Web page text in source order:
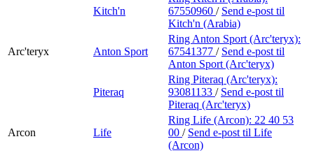
Kitch'n
67550960 / Send e-post til
Kitch'n (Arabia)
Arc'teryx Anton Sport
Ring Anton Sport (Arc'teryx):
67541377 / Send e-post til
Anton Sport (Arc'teryx)
Piteraq
Ring Piteraq (Arc'teryx):
93081133 / Send e-post til
Piteraq (Arc'teryx)
Arcon Life
Ring Life (Arcon): 22 40 53
00 / Send e-post til Life
(Arcon)